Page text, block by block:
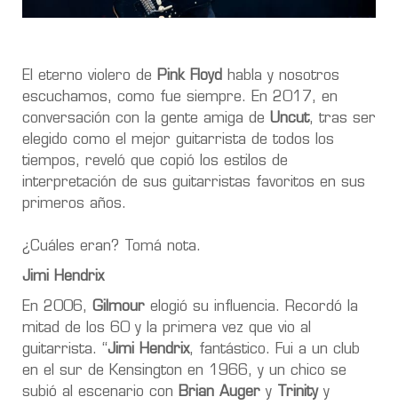
El eterno violero de Pink Floyd
habla y nosotros
escuchamos, como fue siempre. En 2017, en
conversación con la gente amiga de Uncut, tras ser
elegido como el mejor guitarrista de todos los
tiempos, reveló que copió los estilos de
interpretación de sus guitarristas favoritos en sus
primeros años.
¿Cuáles eran? Tomá nota.
Jimi Hendrix
En 2006, Gilmour elogió su influencia. Recordó la
mitad de los 60 y la primera vez que vio al
guitarrista. “Jimi Hendrix, fantástico. Fui a un club
en el sur de Kensington en 1966, y un chico se
subió al escenario con Brian Auger y Trinityy